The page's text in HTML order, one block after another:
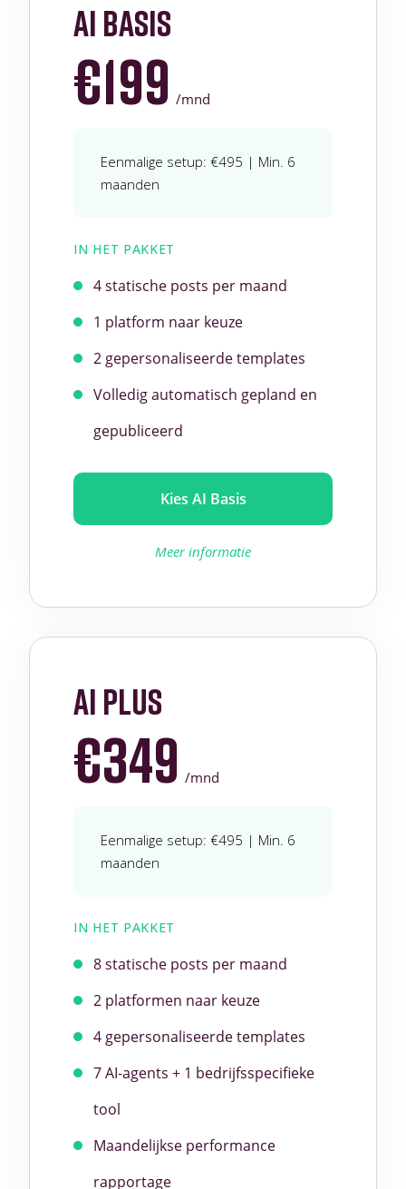
ai basis
€199 /mnd
Eenmalige setup: €495 | Min. 6
maanden
IN HET PAKKET
4 statische posts per maand
1 platform naar keuze
2 gepersonaliseerde templates
Volledig automatisch gepland en
gepubliceerd
Kies AI Basis
Meer informatie
ai plus
€349 /mnd
Eenmalige setup: €495 | Min. 6
maanden
IN HET PAKKET
8 statische posts per maand
2 platformen naar keuze
4 gepersonaliseerde templates
7 AI-agents + 1 bedrijfsspecifieke
tool
Maandelijkse performance
rapportage